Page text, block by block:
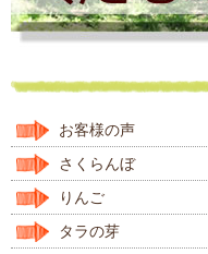
お客様の声
さくらんぼ
りんご
タラの芽